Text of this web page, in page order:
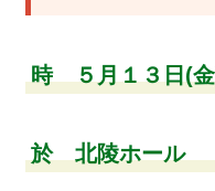
時 ５月１３日(
於 北陵ホール